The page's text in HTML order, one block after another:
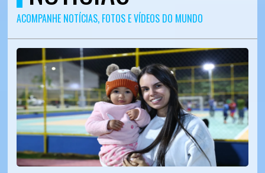
ACOMPANHE NOTÍCIAS, FOTOS E VÍDEOS DO MUNDO